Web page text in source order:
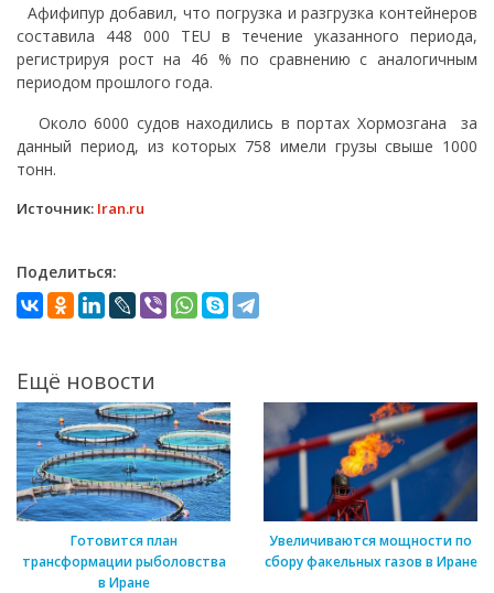
Афифипур добавил, что погрузка и разгрузка контейнеров
составила 448 000 TEU в течение указанного периода,
регистрируя рост на 46 % по сравнению с аналогичным
периодом прошлого года.
Около 6000 судов находились в портах Хормозгана за
данный период, из которых 758 имели грузы свыше 1000
тонн.
Источник: Iran.ru
Поделиться:
Ещё новости
Готовится план
трансформации рыболовства
в Иране
Увеличиваются мощности по
сбору факельных газов в Иране